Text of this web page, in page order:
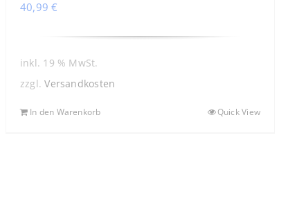
40,99€
inkl. 19 % MwSt.
zzgl.Versandkosten
In den Warenkorb Quick View